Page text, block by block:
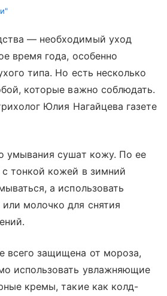
— необходимый уход
время года, особенно
типа. Но есть несколько
которые важно соблюдать.
Юлия Нагайцева газете
умывания сушат кожу. По ее
тонкой кожей в зимний
а использовать
молочко для снятия
всего защищена от мороза,
использовать увлажняющие
кремы, такие как колд-